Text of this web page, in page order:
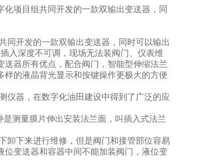
项目组共同开发的一款双输出变送器，同
同开发的一款双输出变送器，同时可以输出
入深度不可调，现场无法装阀门、仪表维
器所有优点，配合阀门，智能型伸缩法兰
的液晶背光显示和按键操作更极大的方便
仪器，在数字化油田建设中得到了广泛的应
测量膜片伸出安装法兰面，叫插入式法兰
卸下来进行维修，但是阀门和接管部位容易
变送器和容器中间不能加装阀门，液位变